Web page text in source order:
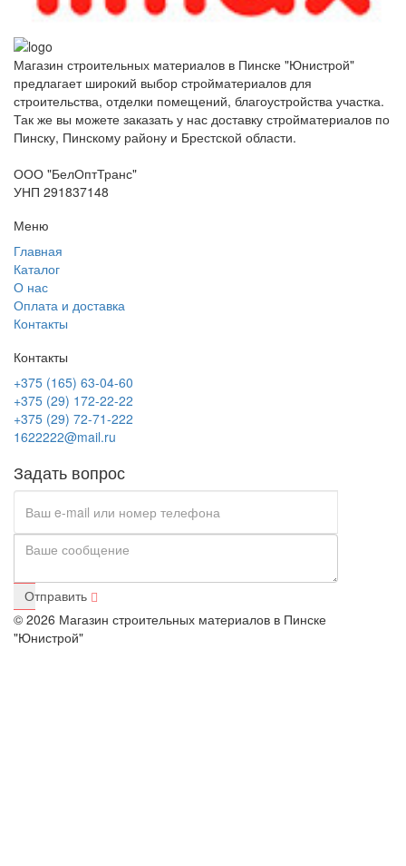
Магазин строительных материалов в Пинске "Юнистрой"
предлагает широкий выбор стройматериалов для
строительства, отделки помещений, благоустройства участка.
Так же вы можете заказать у нас доставку стройматериалов по
Пинску, Пинскому району и Брестской области.
ООО "БелОптТранс"
УНП 291837148
Меню
Главная
Каталог
О нас
Оплата и доставка
Контакты
Контакты
+375 (165) 63-04-60
+375 (29) 172-22-22
+375 (29) 72-71-222
1622222@mail.ru
Задать вопрос
Отправить
© 2026 Магазин строительных материалов в Пинске
"Юнистрой"